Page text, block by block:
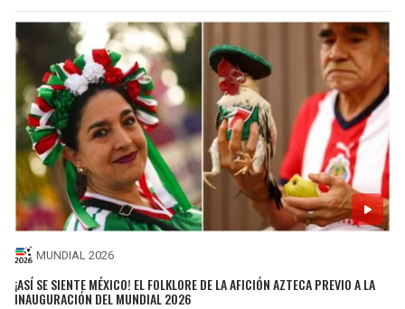
MUNDIAL 2026
¡ASÍ SE SIENTE MÉXICO! EL FOLKLORE DE LA AFICIÓN AZTECA PREVIO A LA
INAUGURACIÓN DEL MUNDIAL 2026